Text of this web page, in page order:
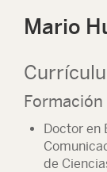
Mario
Doctor en
de